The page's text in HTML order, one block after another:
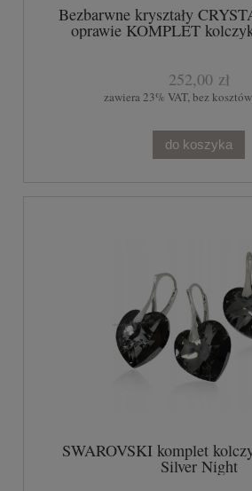
Bezbarwne kryształy
oprawie KOMPLET
252,00 zł
zawiera 23% VAT, bez
do koszyka
SWAROVSKI komplet
Silver Night